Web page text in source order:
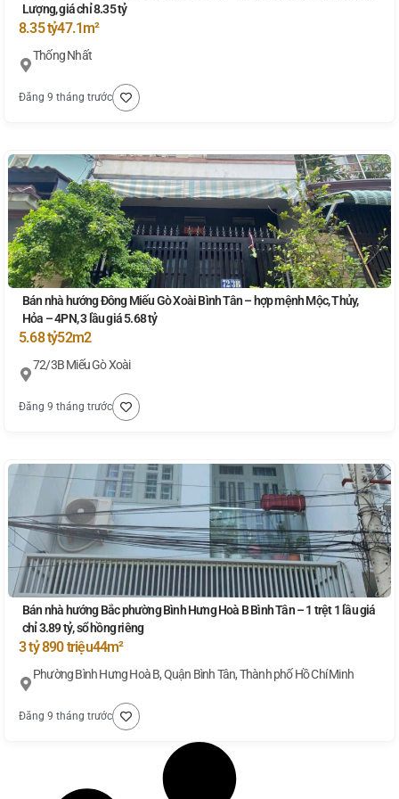
Lượng, giá chỉ 8.35 tỷ
8.35 tỷ47.1m²
Thống Nhất
Đăng 9 tháng trước
Bán nhà hướng Đông Miếu Gò Xoài Bình Tân – hợp mệnh Mộc, Thủy,
Hỏa – 4PN, 3 lầu giá 5.68 tỷ
5.68 tỷ52m2
72/3B Miếu Gò Xoài
Đăng 9 tháng trước
Bán nhà hướng Bắc phường Bình Hưng Hoà B Bình Tân – 1 trệt 1 lầu giá
chỉ 3.89 tỷ, sổ hồng riêng
3 tỷ 890 triệu44m²
Phường Bình Hưng Hoà B, Quận Bình Tân, Thành phố Hồ Chí Minh
Đăng 9 tháng trước